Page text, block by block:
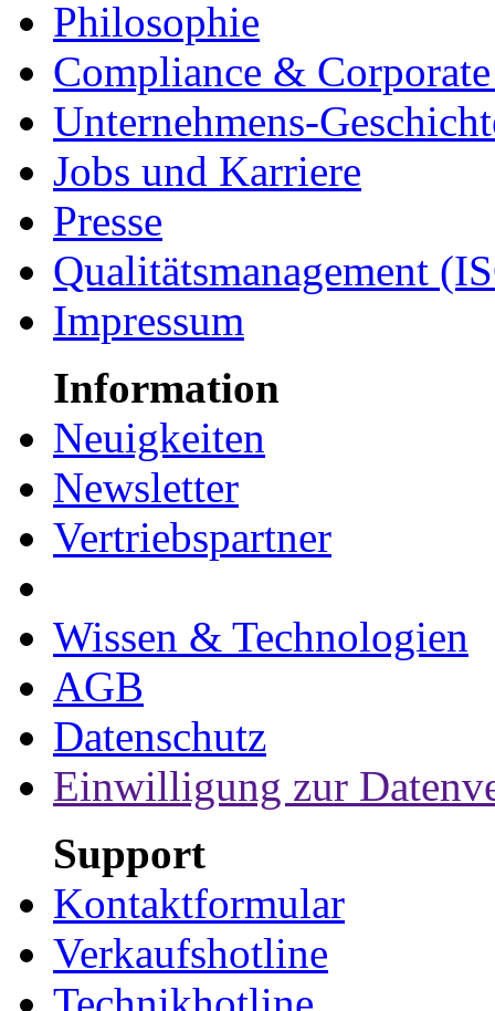
Philosophie
Compliance &
Unternehmens-
Jobs und Karriere
Presse
Qualitätsmanagement
Impressum
Information
Neuigkeiten
Newsletter
Vertriebspartner
Wissen & Technologien
AGB
Datenschutz
Einwilligung zur
Support
Kontaktformular
Verkaufshotline